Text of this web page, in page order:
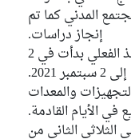
المدني كما تم
إنجاز دراسات.
حاليا نحن في مرحلة التنفيذ الفعلي بدأت في 2
والمعدات
في الأيام القادمة.
الثلاثي الثاني من